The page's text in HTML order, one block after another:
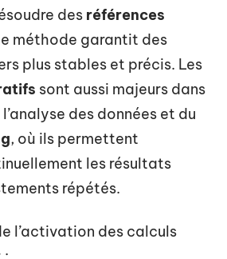
des références
méthode garantit des
plus stables et précis. Les
sont aussi majeurs dans
des données et du
, où ils permettent
les résultats
répétés.
l’activation des calculs